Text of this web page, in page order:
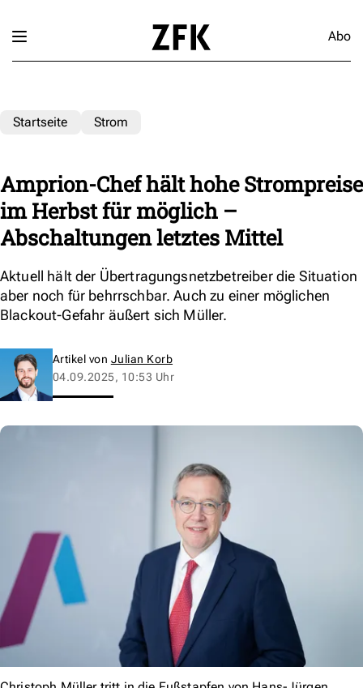
Abo
Startseite Strom
Amprion-Chef hält hohe Strompreise
im Herbst für möglich –
Abschaltungen letztes Mittel
Aktuell hält der Übertragungsnetzbetreiber die Situation
aber noch für behrrschbar. Auch zu einer möglichen
Blackout-Gefahr äußert sich Müller.
Artikel von Julian Korb
04.09.2025, 10:53 Uhr